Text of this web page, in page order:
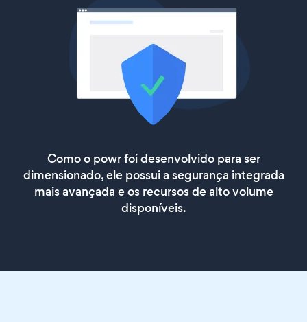
Como o powr foi desenvolvido para ser
dimensionado, ele possui a segurança integrada
mais avançada e os recursos de alto volume
disponíveis.